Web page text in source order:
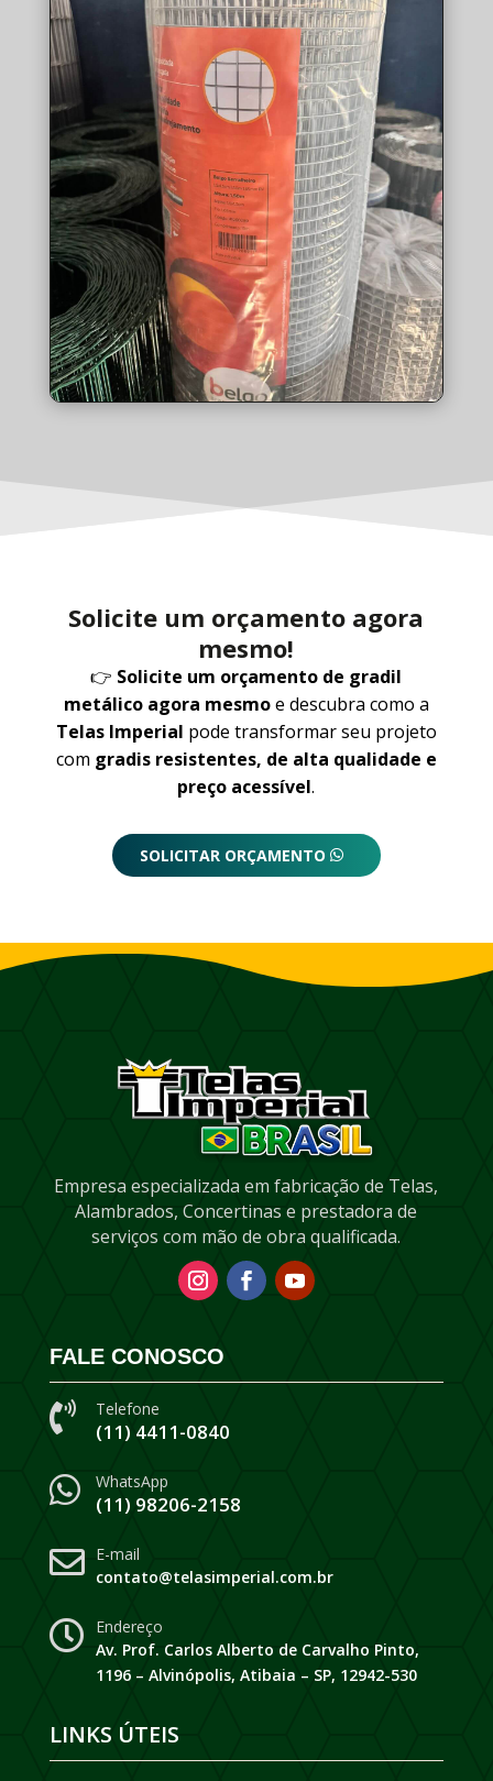
Solicite um orçamento agora
mesmo!
👉 Solicite um orçamento de gradil
metálico agora mesmoe descubra como a
Telas Imperial pode transformar seu projeto
com gradis resistentes, de alta qualidade e
preço acessível.
SOLICITAR ORÇAMENTO
Empresa especializada em fabricação de Telas,
Alambrados, Concertinas e prestadora de
serviços com mão de obra qualificada.
FALE CONOSCO
 Telefone
(11) 4411-0840
 WhatsApp
(11) 98206-2158
 E-mail
contato@telasimperial.com.br

Endereço
Av. Prof. Carlos Alberto de Carvalho Pinto,
1196 – Alvinópolis, Atibaia – SP, 12942-530
LINKS ÚTEIS